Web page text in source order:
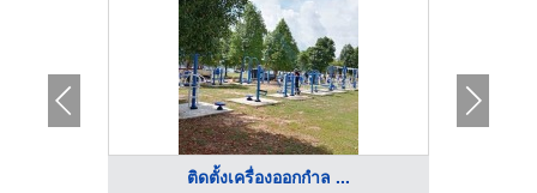
ติดตั้งเครื่องออกกำล ...